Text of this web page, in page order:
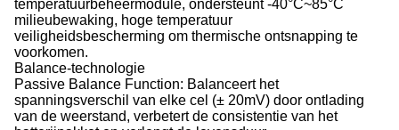
temperatuurbeheermodule, ondersteunt -40°C~85°C
milieubewaking, hoge temperatuur
veiligheidsbescherming om thermische ontsnapping te
voorkomen.
Balance-technologie
Passive Balance Function: Balanceert het
spanningsverschil van elke cel (± 20mV) door ontlading
van de weerstand, verbetert de consistentie van het